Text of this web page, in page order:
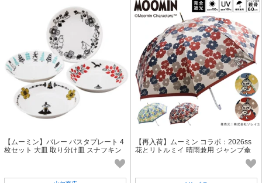
【ムーミン】バレー パスタプレート 4
枚セット 大皿 取り分け皿 スナフキン
【再入荷】ムーミン コラボ：2026ss
花とリトルミイ 晴雨兼用 ジャンプ傘